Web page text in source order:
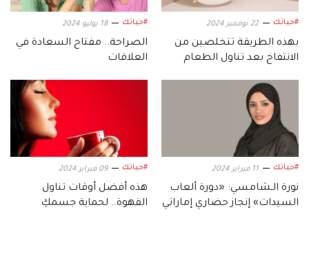
#حياتك 22 نوفمبر 2024
بهذه الطريقة تتخلصين من
الانتفاخ بعد تناول الطعام
#حياتك 18 يوليو 2024
الصراحة.. مفتاح السعادة في
العلاقات
#حياتك 11 فبراير 2024
نورة الـشامسي: «دورة ألعاب
السيدات» إنجاز حضاري إماراتي
#حياتك 09 فبراير 2024
هذه أفضل أوقات تناول
القهوة.. لحماية جسمكِ